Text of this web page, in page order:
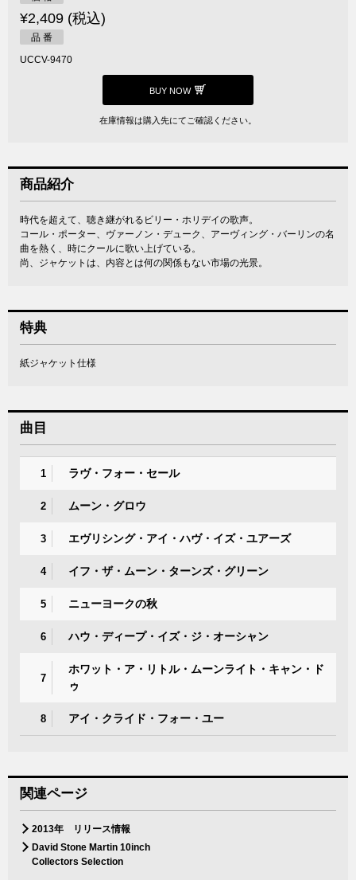
¥2,409 (税込)
品 番
UCCV-9470
BUY NOW
在庫情報は購入先にてご確認ください。
商品紹介
時代を超えて、聴き継がれるビリー・ホリデイの歌声。
コール・ポーター、ヴァーノン・デューク、アーヴィング・バーリンの名
曲を熱く、時にクールに歌い上げている。
尚、ジャケットは、内容とは何の関係もない市場の光景。
特典
紙ジャケット仕様
曲目
1 ラヴ・フォー・セール
2 ムーン・グロウ
3 エヴリシング・アイ・ハヴ・イズ・ユアーズ
4 イフ・ザ・ムーン・ターンズ・グリーン
5 ニューヨークの秋
6 ハウ・ディープ・イズ・ジ・オーシャン
7
ホワット・ア・リトル・ムーンライト・キャン・ド
ゥ
8 アイ・クライド・フォー・ユー
関連ページ
2013年 リリース情報
David Stone Martin 10inch
Collectors Selection